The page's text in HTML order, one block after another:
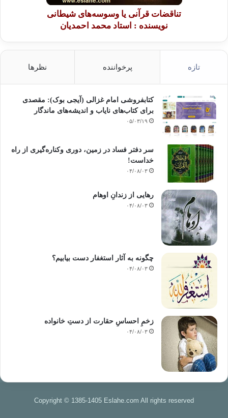
تناقضات قرآنی یا وسوسه‌های شیطانی
نویسنده : استاد محمد احمدیان
تازه پرخواننده نظرها
کتابفروشی امام غزالی (آیجی بوک): مقصدی
برای کتاب‌های نایاب و اندیشه‌های ماندگار
۰۵/۰۳/۱۹
سر دفتر فساد در زمین‌، دوری وکناره‌گیری از راه
خداست‌!
۰۴/۰۸/۰۳
رهایی از زندانِ اوهام
۰۴/۰۸/۰۳
چگونه به آثار استغفار دست بیابیم؟
۰۴/۰۸/۰۳
زخمِ احساسِ حقارت از دستِ خانواده
۰۴/۰۸/۰۳
Copyright © 1385-1405 Eslahe.com All rights reserved